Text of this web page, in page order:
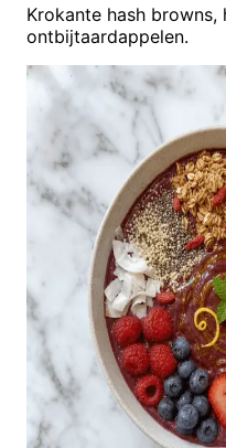
Krokante hash browns,
ontbijtaardappelen.